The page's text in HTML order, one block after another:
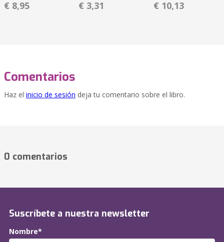
€ 8,95 € 3,31 € 10,13
Comentarios
Haz el inicio de sesión deja tu comentario sobre el libro.
0 comentarios
Suscríbete a nuestra newsletter
Nombre*